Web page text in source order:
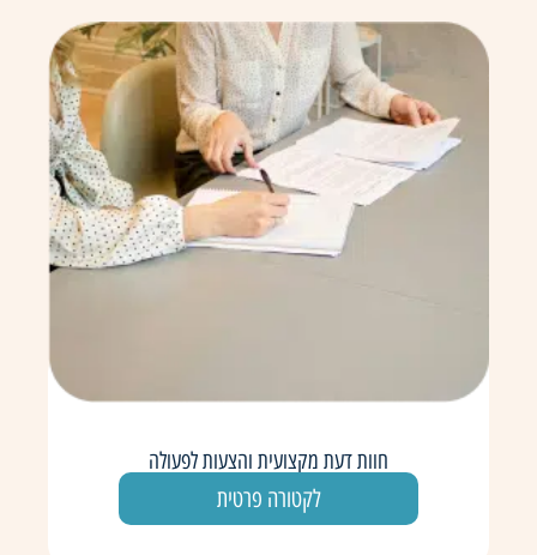
חוות דעת מקצועית והצעות לפעולה
לקטורה פרטית